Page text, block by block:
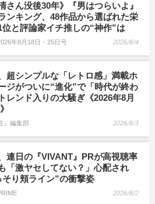
さん没後30年》『男はつらいよ』
ンキング、48作品から選ばれた栄
位と評論家イチ推しの“神作”は
年8月18日・25日号 2026/8/4
超シンプルな「レトロ感」満載ホ
ジがついに“進化”で「時代が終わ
レンド入りの大騒ぎ《2026年8月
』編集部 2026/8/3
連日の『VIVANT』PRが高視聴率
「激ヤセしてない？」心配され
そり頬ライン”の衝撃姿
2026/8/2